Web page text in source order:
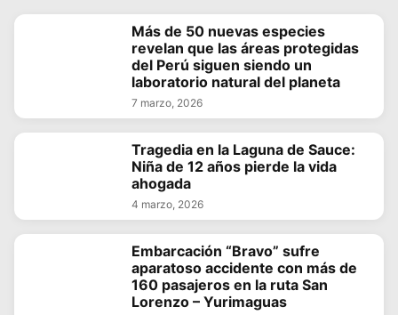
Más de 50 nuevas especies
revelan que las áreas protegidas
del Perú siguen siendo un
laboratorio natural del planeta
7 marzo, 2026
Tragedia en la Laguna de Sauce:
Niña de 12 años pierde la vida
ahogada
4 marzo, 2026
Embarcación “Bravo” sufre
aparatoso accidente con más de
160 pasajeros en la ruta San
Lorenzo – Yurimaguas